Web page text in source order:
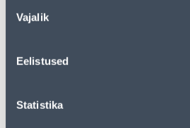
valik
Vajalik
Eelistused
Statistika
Ожидаемая доставка домой от